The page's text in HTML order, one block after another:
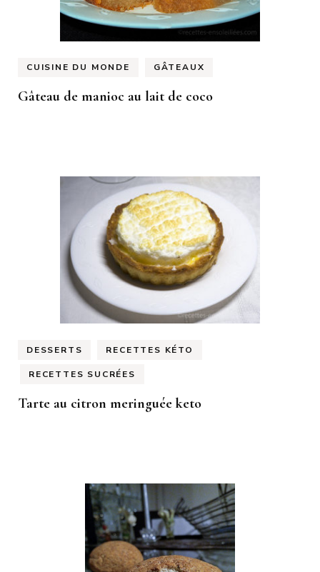
CUISINE DU MONDE GÂTEAUX
Gâteau de manioc au lait de coco
DESSERTS RECETTES KÉTO
RECETTES SUCRÉES
Tarte au citron meringuée keto